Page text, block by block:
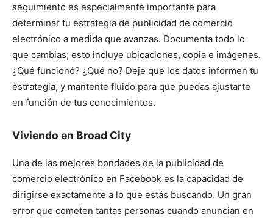
seguimiento es especialmente importante para
determinar tu estrategia de publicidad de comercio
electrónico a medida que avanzas. Documenta todo lo
que cambias; esto incluye ubicaciones, copia e imágenes.
¿Qué funcionó? ¿Qué no? Deje que los datos informen tu
estrategia, y mantente fluido para que puedas ajustarte
en función de tus conocimientos.
Viviendo en Broad City
Una de las mejores bondades de la publicidad de
comercio electrónico en Facebook es la capacidad de
dirigirse exactamente a lo que estás buscando. Un gran
error que cometen tantas personas cuando anuncian en